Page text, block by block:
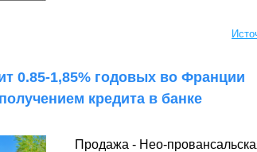
0.85-1,85% годовых во Франции
кредита в банке
Продажа - Нео-